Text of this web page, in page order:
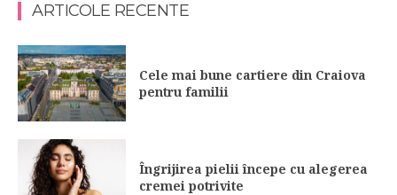
ARTICOLE RECENTE
Cele mai bune cartiere din Craiova
pentru familii
Îngrijirea pielii începe cu alegerea
cremei potrivite